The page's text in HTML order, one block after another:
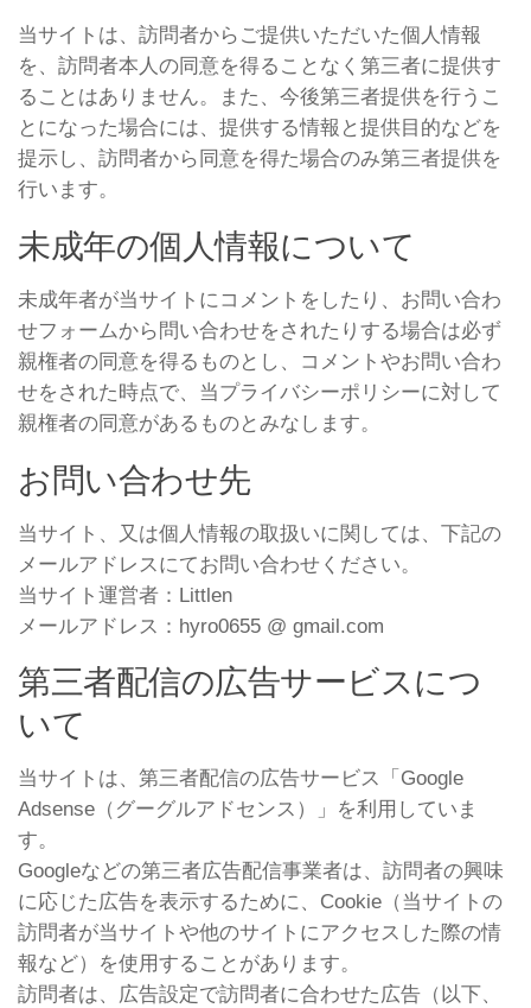
当サイトは、訪問者からご提供いただいた個人情報
を、訪問者本人の同意を得ることなく第三者に提供す
ることはありません。また、今後第三者提供を行うこ
とになった場合には、提供する情報と提供目的などを
提示し、訪問者から同意を得た場合のみ第三者提供を
行います。
未成年の個人情報について
未成年者が当サイトにコメントをしたり、お問い合わ
せフォームから問い合わせをされたりする場合は必ず
親権者の同意を得るものとし、コメントやお問い合わ
せをされた時点で、当プライバシーポリシーに対して
親権者の同意があるものとみなします。
お問い合わせ先
当サイト、又は個人情報の取扱いに関しては、下記の
メールアドレスにてお問い合わせください。
当サイト運営者：Littlen
メールアドレス：hyro0655 @ gmail.com
第三者配信の広告サービスにつ
いて
当サイトは、第三者配信の広告サービス「Google
Adsense（グーグルアドセンス）」を利用していま
す。
Googleなどの第三者広告配信事業者は、訪問者の興味
に応じた広告を表示するために、Cookie（当サイトの
訪問者が当サイトや他のサイトにアクセスした際の情
報など）を使用することがあります。
訪問者は、広告設定で訪問者に合わせた広告（以下、